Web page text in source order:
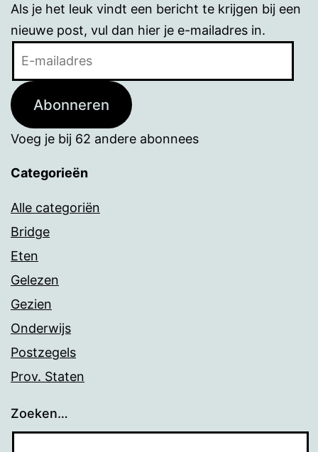
Als je het leuk vindt een bericht te krijgen bij een
nieuwe post, vul dan hier je e-mailadres in.
Abonneren
Voeg je bij 62 andere abonnees
Categorieën
Alle categoriën
Bridge
Eten
Gelezen
Gezien
Onderwijs
Postzegels
Prov. Staten
Zoeken…